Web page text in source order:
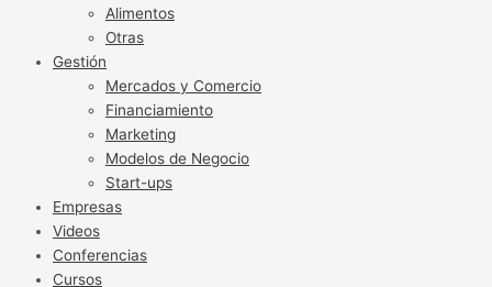
Alimentos
Otras
Gestión
Mercados y Comercio
Financiamiento
Marketing
Modelos de Negocio
Start-ups
Empresas
Videos
Conferencias
Cursos